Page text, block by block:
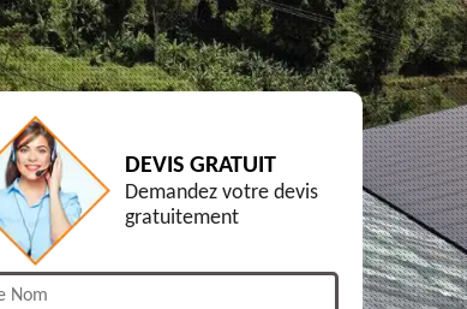
DEVIS GRATUIT
Demandez votre devis
gratuitement